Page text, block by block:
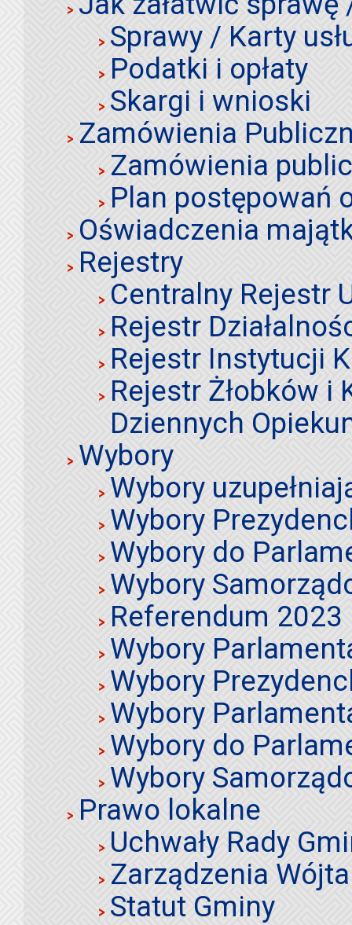
Sprawy / Karty
Podatki i opłaty
Skargi i wnioski
Zamówienia
Zamówienia
Plan postępowań
Oświadczenia
Rejestry
Centralny Rejestr
Rejestr
Rejestr Instytucji
Rejestr Żłobków i
Dziennych
Wybory
Wybory
Wybory
Wybory do
Wybory
Referendum 2023
Wybory
Wybory
Wybory
Wybory do
Wybory
Prawo lokalne
Uchwały Rady
Zarządzenia Wójta
Statut Gminy